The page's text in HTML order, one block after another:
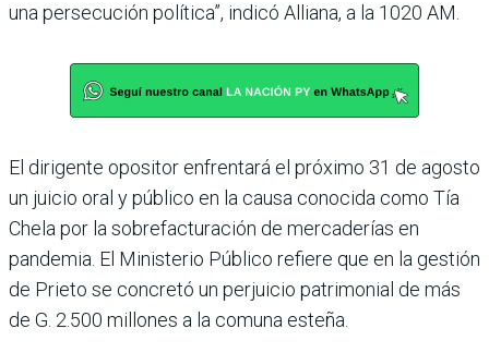
una persecución política”, indicó Alliana, a la 1020 AM.
El dirigente opositor enfren­tará el próximo 31 de agosto
un juicio oral y público en la causa conocida como Tía
Chela por la sobrefacturación de mercaderías en
pandemia. El Ministerio Público refiere que en la gestión
de Prieto se concretó un perjuicio patri­monial de más
de G. 2.500 millones a la comuna esteña.